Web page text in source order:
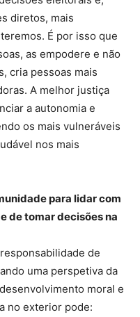
diretos, mais
É por isso que
as empodere e não
cria pessoas mais
A melhor justiça
a autonomia e
os mais vulneráveis
nos mais
para lidar com
de tomar decisões na
de
uma perspetiva da
moral e
no exterior pode: